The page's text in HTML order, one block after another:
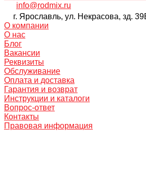
info@rodmix.ru
г. Ярославль, ул. Некрасова, зд.
О компании
О нас
Блог
Вакансии
Реквизиты
Обслуживание
Оплата и доставка
Гарантия и возврат
Инструкции и каталоги
Вопрос-ответ
Контакты
Правовая информация